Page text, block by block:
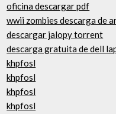
oficina descargar pdf
wwii zombies descarga de
descargar jalopy torrent
descarga gratuita de dell
khpfosl
khpfosl
khpfosl
khpfosl